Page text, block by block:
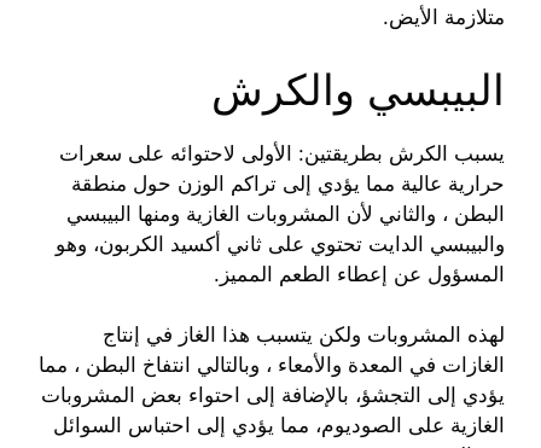
متلازمة الأيض.
البيبسي والكرش
يسبب الكرش بطريقتين: الأولى لاحتوائه على سعرات
حرارية عالية مما يؤدي إلى تراكم الوزن حول منطقة
البطن ، والثاني لأن المشروبات الغازية ومنها البيبسي
والبيبسي الدايت تحتوي على ثاني أكسيد الكربون، وهو
المسؤول عن إعطاء الطعم المميز.
لهذه المشروبات ولكن يتسبب هذا الغاز في إنتاج
الغازات في المعدة والأمعاء ، وبالتالي انتفاخ البطن ، مما
يؤدي إلى التجشؤ، بالإضافة إلى احتواء بعض المشروبات
الغازية على الصوديوم، مما يؤدي إلى احتباس السوائل